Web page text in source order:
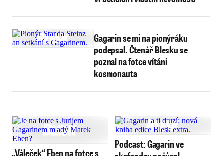
Gagarin se mi na pionýráku
podepsal. Čtenář Blesku se
poznal na fotce vítání
kosmonauta
„Váleček“ Eben na fotce s
Podcast: Gagarin ve